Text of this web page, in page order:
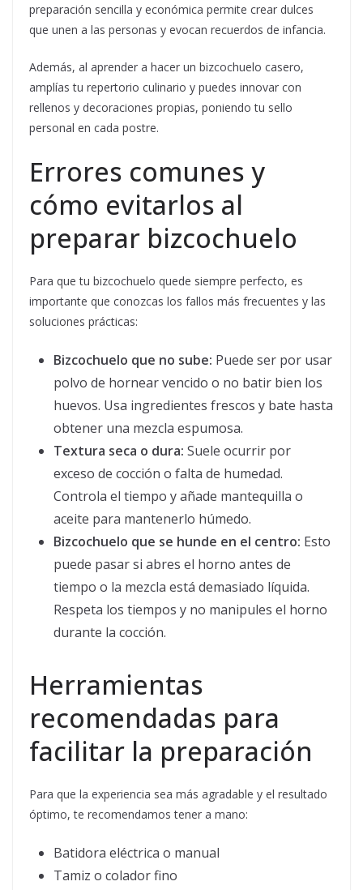
preparación sencilla y económica permite crear dulces
que unen a las personas y evocan recuerdos de infancia.
Además, al aprender a hacer un bizcochuelo casero,
amplías tu repertorio culinario y puedes innovar con
rellenos y decoraciones propias, poniendo tu sello
personal en cada postre.
Errores comunes y
cómo evitarlos al
preparar bizcochuelo
Para que tu bizcochuelo quede siempre perfecto, es
importante que conozcas los fallos más frecuentes y las
soluciones prácticas:
Bizcochuelo que no sube: Puede ser por usar
polvo de hornear vencido o no batir bien los
huevos. Usa ingredientes frescos y bate hasta
obtener una mezcla espumosa.
Textura seca o dura: Suele ocurrir por
exceso de cocción o falta de humedad.
Controla el tiempo y añade mantequilla o
aceite para mantenerlo húmedo.
Bizcochuelo que se hunde en el centro: Esto
puede pasar si abres el horno antes de
tiempo o la mezcla está demasiado líquida.
Respeta los tiempos y no manipules el horno
durante la cocción.
Herramientas
recomendadas para
facilitar la preparación
Para que la experiencia sea más agradable y el resultado
óptimo, te recomendamos tener a mano:
Batidora eléctrica o manual
Tamiz o colador fino